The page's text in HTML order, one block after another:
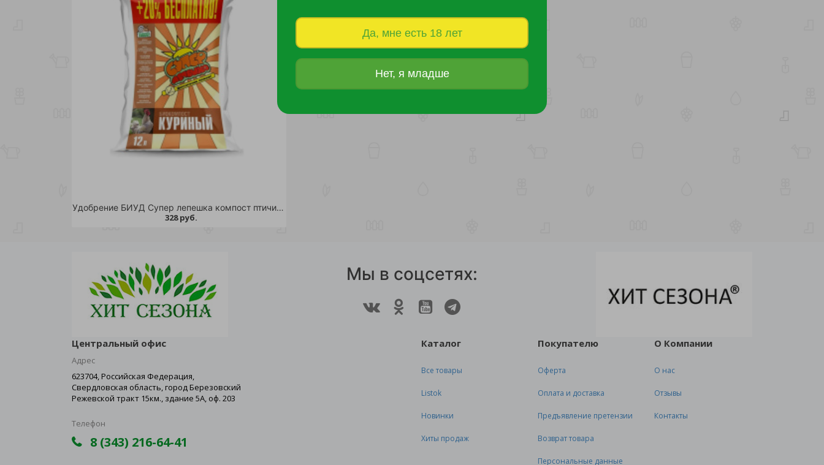
Да, мне есть 18 лет
Нет, я младше
Удобрение БИУД Супер лепешка компост птичий 12л /6
328 руб.
Мы в соцсетях:
Центральный офис
Адрес
623704, Российская Федерация,
Свердловская область, город Березовский
Режевской тракт 15км., здание 5А, оф. 203
Телефон
8 (343) 216-64-41
Каталог
Все товары
Listok
Новинки
Хиты продаж
Покупателю
Оферта
Оплата и доставка
Предъявление претензии
Возврат товара
Персональные данные
О Компании
О нас
Отзывы
Контакты